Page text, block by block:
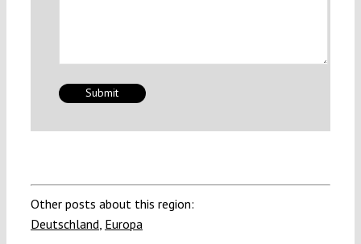
Other posts about this region:
Deutschland Europa